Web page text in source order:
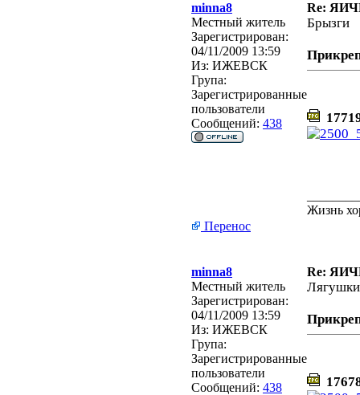
minna8
Re:
Местный житель
Зарегистрирован:
04/11/2009 13:59
Из: ИЖЕВСК
Група:
Зарегистрированные
пользователи
Сообщений: 438
Брызги
Жизнь
Перенос
minna8
Re:
Местный житель
Зарегистрирован:
04/11/2009 13:59
Из: ИЖЕВСК
Група:
Зарегистрированные
пользователи
Сообщений: 438
Лягушки